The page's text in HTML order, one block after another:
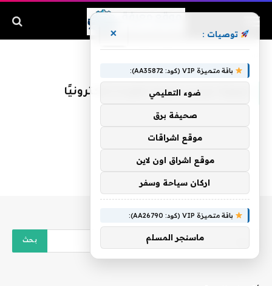
كيفية تجديد رخصة القيادة إلكترونيًا
توصيات : ×
باقة متميزة VIP (كود: AA35872):
ضوء التعليمي
صحيفة برق
موقع اشراقات
موقع اشراق اون لاين
اركان سياحة وسفر
باقة متميزة VIP (كود: AA26790):
ماسنجر المسلم